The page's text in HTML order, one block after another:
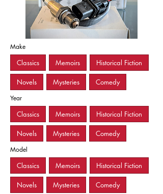
Make
Classics Memoirs Historical Fiction
Novels Mysteries Comedy
Year
Classics Memoirs Historical Fiction
Novels Mysteries Comedy
Model
Classics Memoirs Historical Fiction
Novels Mysteries Comedy